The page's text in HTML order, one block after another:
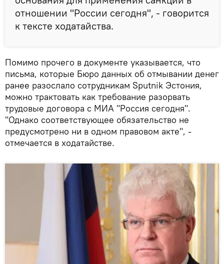
отношении "России сегодня", - говорится
к тексте ходатайства.
Помимо прочего в документе указывается, что
письма, которые Бюро данных об отмывании денег
ранее разослало сотрудникам Sputnik Эстония,
можно трактовать как требование разорвать
трудовые договора с МИА "Россия сегодня".
"Однако соответствующее обязательство не
предусмотрено ни в одном правовом акте", -
отмечается в ходатайстве.